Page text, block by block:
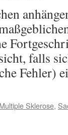
falls
Fehler)
Multiple Sklerose,